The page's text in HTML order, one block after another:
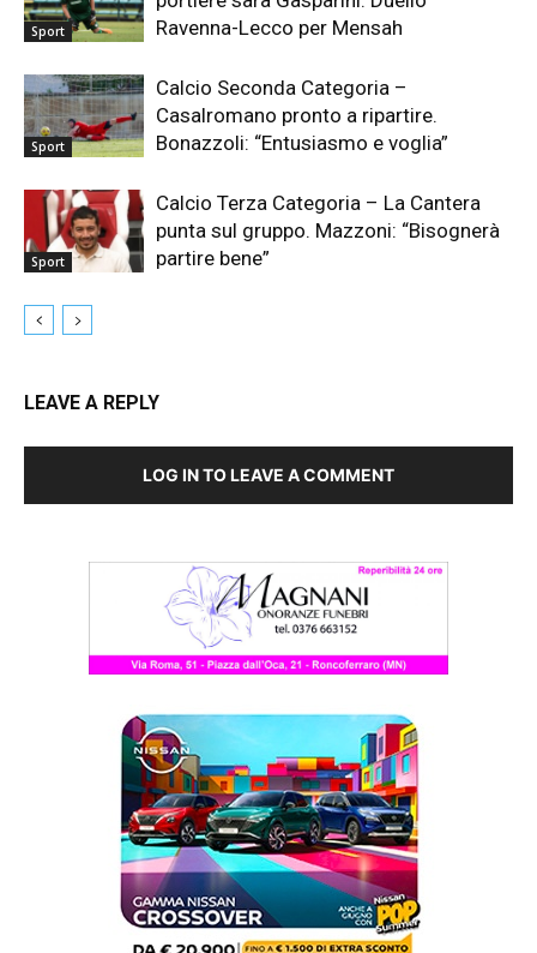
Sport
Ravenna-Lecco per Mensah
Sport
Calcio Seconda Categoria –
Casalromano pronto a ripartire.
Bonazzoli: “Entusiasmo e voglia”
Sport
Calcio Terza Categoria – La Cantera
punta sul gruppo. Mazzoni: “Bisognerà
partire bene”
LEAVE A REPLY
LOG IN TO LEAVE A COMMENT